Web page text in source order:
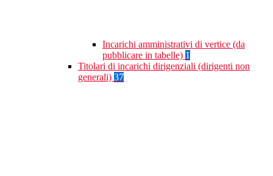
Incarichi amministrativi di vertice (da
pubblicare in tabelle) 1
Titolari di incarichi dirigenziali (dirigenti non
generali) 37